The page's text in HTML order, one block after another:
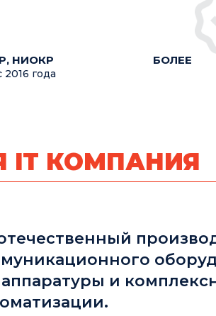
НИОКР
года
БОЛЕЕ
IT КОМПАНИЯ
и